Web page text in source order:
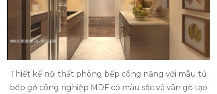
Thiết kế nội thất phòng bếp công năng với mẫu tủ
bếp gỗ công nghiệp MDF có màu sắc và vân gỗ tạo